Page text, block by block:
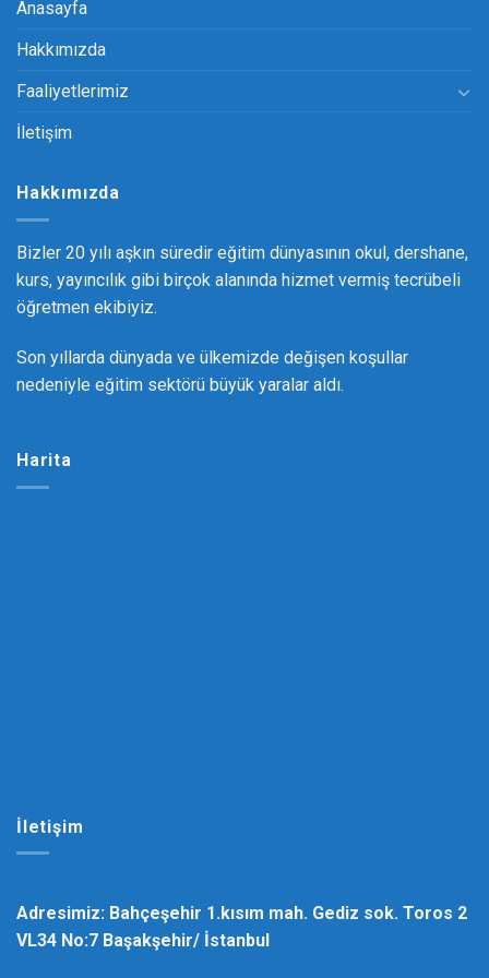
Anasayfa
Hakkımızda
Faaliyetlerimiz
İletişim
Hakkımızda
Bizler 20 yılı aşkın süredir eğitim dünyasının okul, dershane,
kurs, yayıncılık gibi birçok alanında hizmet vermiş tecrübeli
öğretmen ekibiyiz.
Son yıllarda dünyada ve ülkemizde değişen koşullar
nedeniyle eğitim sektörü büyük yaralar aldı.
Harita
İletişim
Adresimiz: Bahçeşehir 1.kısım mah. Gediz sok. Toros 2
VL34 No:7 Başakşehir/ İstanbul